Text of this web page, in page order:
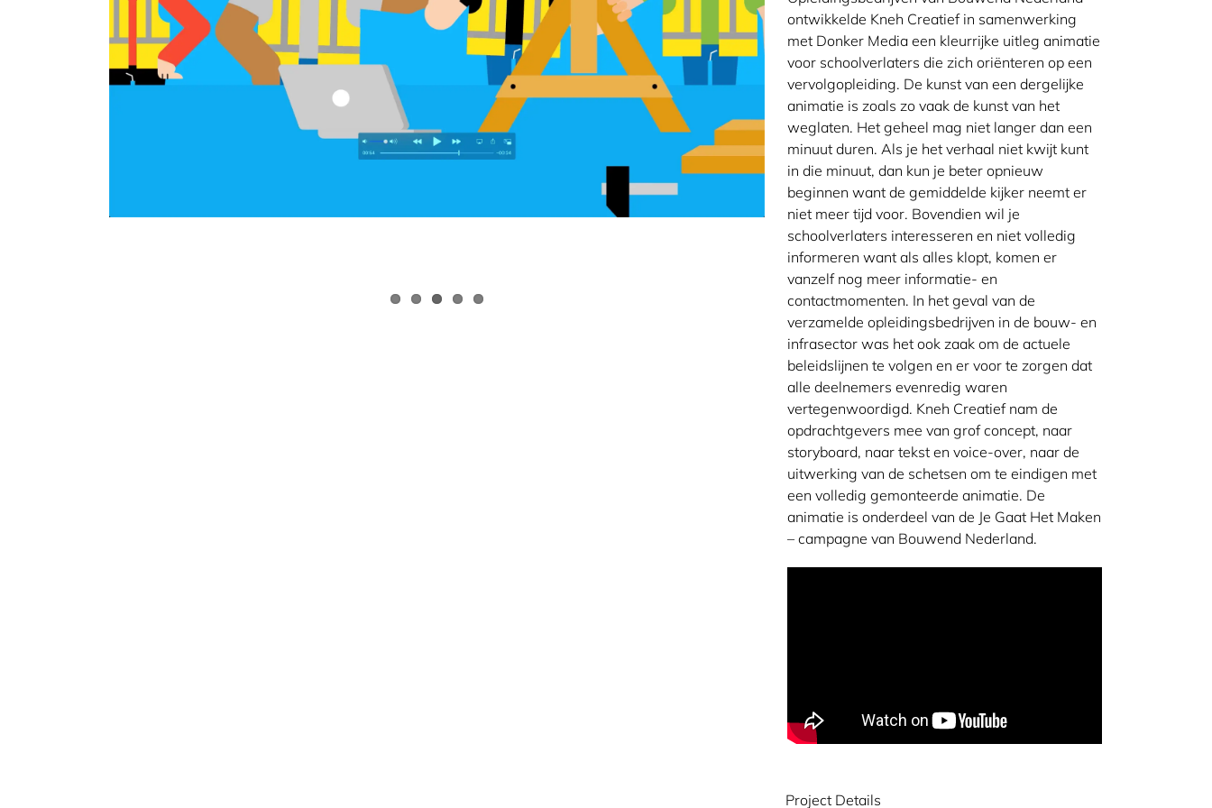
ontwikkelde Kneh Creatief in samenwerking
met Donker Media een kleurrijke uitleg animatie
voor schoolverlaters die zich oriënteren op een
vervolgopleiding. De kunst van een dergelijke
animatie is zoals zo vaak de kunst van het
weglaten. Het geheel mag niet langer dan een
minuut duren. Als je het verhaal niet kwijt kunt
in die minuut, dan kun je beter opnieuw
beginnen want de gemiddelde kijker neemt er
niet meer tijd voor. Bovendien wil je
schoolverlaters interesseren en niet volledig
informeren want als alles klopt, komen er
vanzelf nog meer informatie- en
contactmomenten. In het geval van de
verzamelde opleidingsbedrijven in de bouw- en
infrasector was het ook zaak om de actuele
beleidslijnen te volgen en er voor te zorgen dat
alle deelnemers evenredig waren
vertegenwoordigd. Kneh Creatief nam de
opdrachtgevers mee van grof concept, naar
storyboard, naar tekst en voice-over, naar de
uitwerking van de schetsen om te eindigen met
een volledig gemonteerde animatie. De
animatie is onderdeel van de Je Gaat Het Maken
– campagne van Bouwend Nederland.
Project Details